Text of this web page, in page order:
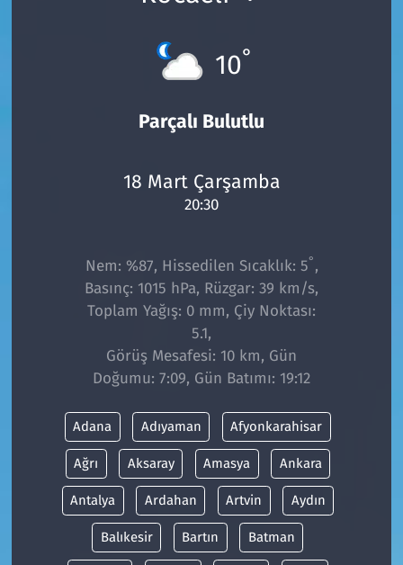
10°
Parçalı Bulutlu
18 Mart Çarşamba
20:30
Nem: %87, Hissedilen Sıcaklık: 5° ,
Basınç: 1015 hPa, Rüzgar: 39 km/s,
Toplam Yağış: 0 mm, Çiy Noktası:
5.1,
Görüş Mesafesi: 10 km, Gün
Doğumu: 7:09, Gün Batımı: 19:12
Adana Adıyaman Afyonkarahisar
Ağrı Aksaray Amasya Ankara
Antalya Ardahan Artvin Aydın
Balıkesir Bartın Batman